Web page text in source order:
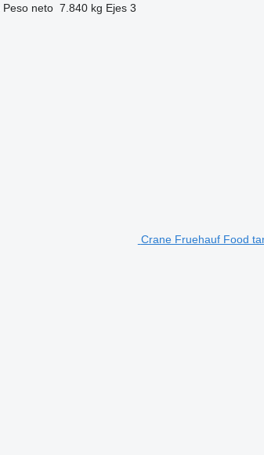
Peso neto 7.840 kg Ejes 3
Crane Fruehauf Food